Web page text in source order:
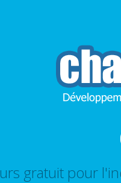
gratuit pour